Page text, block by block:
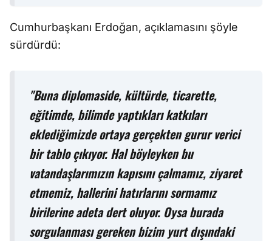
Cumhurbaşkanı Erdoğan, açıklamasını şöyle
sürdürdü:
"Buna diplomaside, kültürde, ticarette,
eğitimde, bilimde yaptıkları katkıları
eklediğimizde ortaya gerçekten gurur verici
bir tablo çıkıyor. Hal böyleyken bu
vatandaşlarımızın kapısını çalmamız, ziyaret
etmemiz, hallerini hatırlarını sormamız
birilerine adeta dert oluyor. Oysa burada
sorgulanması gereken bizim yurt dışındaki